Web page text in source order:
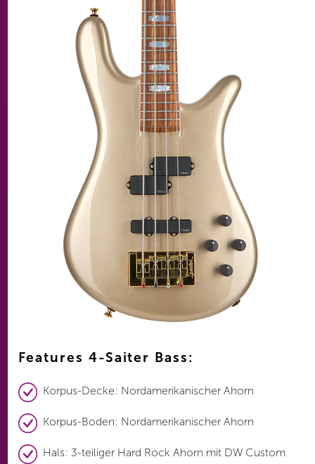
Features 4-Saiter Bass:
Korpus-Decke: Nordamerikanischer Ahorn
Korpus-Boden: Nordamerikanischer Ahorn
Hals: 3-teiliger Hard Rock Ahorn mit DW Custom